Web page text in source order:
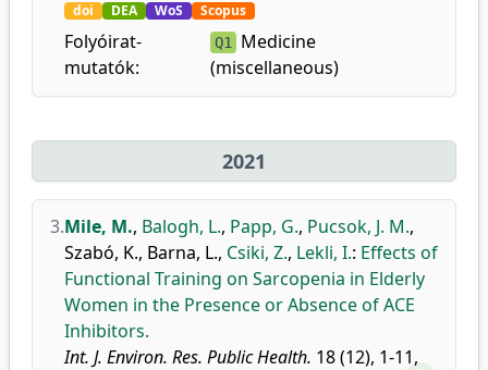
doi DEA WoS Scopus
Folyóirat-
mutatók:
Q1 Medicine
(miscellaneous)
2021
3.Mile, M., Balogh, L., Papp, G., Pucsok, J. M.,
Szabó, K., Barna, L., Csiki, Z., Lekli, I.: Effects of
Functional Training on Sarcopenia in Elderly
Women in the Presence or Absence of ACE
Inhibitors.
Int. J. Environ. Res. Public Health. 18 (12), 1-11,